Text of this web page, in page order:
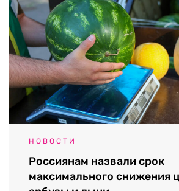
НОВОСТИ
Россиянам назвали срок
максимального снижения